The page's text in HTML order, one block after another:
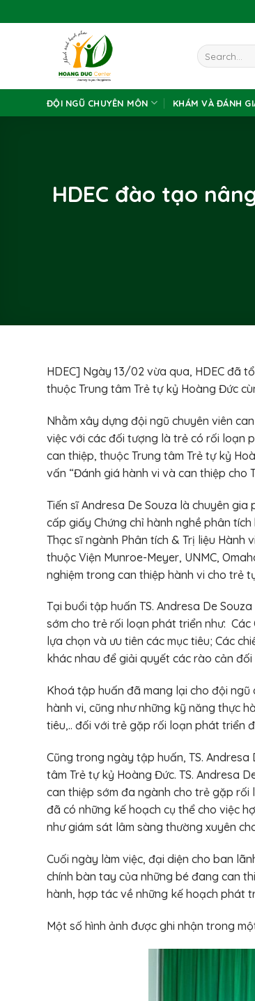
to
ĐỘI NGŨ CHUYÊN MÔN KHÁM VÀ ĐÁNH
HDEC đào tạo
HDEC] Ngày 13/02 vừa qua, HDEC đã
thuộc Trung tâm Trẻ tự kỷ Hoàng Đức
Nhằm xây dựng đội ngũ chuyên viên
việc với các đối tượng là trẻ có rối loạn
can thiệp, thuộc Trung tâm Trẻ tự kỷ
vấn “Đánh giá hành vi và can thiệp cho
Tiến sĩ Andresa De Souza là chuyên
cấp giấy Chứng chỉ hành nghề phân
Thạc sĩ ngành Phân tích & Trị liệu Hành
thuộc Viện Munroe-Meyer, UNMC,
nghiệm trong can thiệp hành vi cho trẻ
Tại buổi tập huấn TS. Andresa De
sớm cho trẻ rối loạn phát triển như:
lựa chọn và ưu tiên các mục tiêu; Các
khác nhau để giải quyết các rào cản
Khoá tập huấn đã mang lại cho đội
hành vi, cũng như những kỹ năng thực
tiêu,.. đối với trẻ gặp rối loạn phát triển
Cũng trong ngày tập huấn, TS.
tâm Trẻ tự kỷ Hoàng Đức. TS. Andresa
can thiệp sớm đa ngành cho trẻ gặp rối
đã có những kế hoạch cụ thể cho việc
như giám sát lâm sàng thường xuyên
Cuối ngày làm việc, đại diện cho ban
chính bàn tay của những bé đang can
hành, hợp tác về những kế hoạch phát
Một số hình ảnh được ghi nhận trong